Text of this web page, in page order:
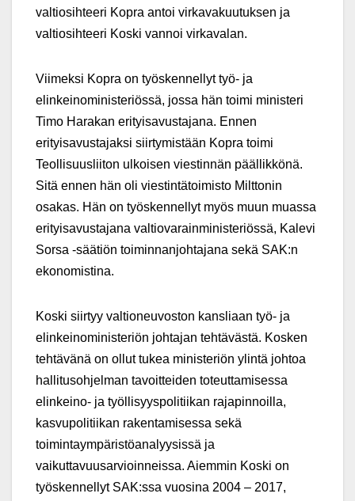
valtiosihteeri Kopra antoi virkavakuutuksen ja
valtiosihteeri Koski vannoi virkavalan.
Viimeksi Kopra on työskennellyt työ- ja
elinkeinoministeriössä, jossa hän toimi ministeri
Timo Harakan erityisavustajana. Ennen
erityisavustajaksi siirtymistään Kopra toimi
Teollisuusliiton ulkoisen viestinnän päällikkönä.
Sitä ennen hän oli viestintätoimisto Milttonin
osakas. Hän on työskennellyt myös muun muassa
erityisavustajana valtiovarainministeriössä, Kalevi
Sorsa -säätiön toiminnanjohtajana sekä SAK:n
ekonomistina.
Koski siirtyy valtioneuvoston kansliaan työ- ja
elinkeinoministeriön johtajan tehtävästä. Kosken
tehtävänä on ollut tukea ministeriön ylintä johtoa
hallitusohjelman tavoitteiden toteuttamisessa
elinkeino- ja työllisyyspolitiikan rajapinnoilla,
kasvupolitiikan rakentamisessa sekä
toimintaympäristöanalyysissä ja
vaikuttavuusarvioinneissa. Aiemmin Koski on
työskennellyt SAK:ssa vuosina 2004 – 2017,